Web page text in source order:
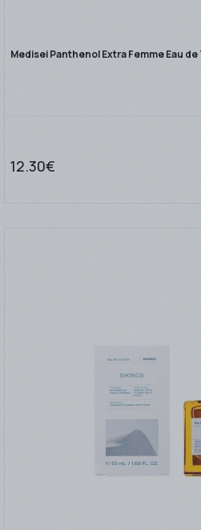
Medisei Panthenol Extra Femme Eau
12.30€